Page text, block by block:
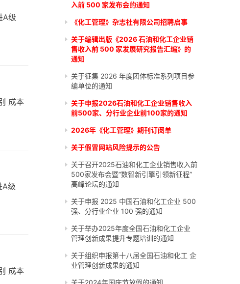
A级
成本
A级
成本
入前 500 家发布会的通知
《化工管理》杂志社有限公司招聘启事
关于编辑出版《2026 石油和化工企业销
售收入前 500 家发展研究报告汇编》的
通知
关于征集 2026 年度团体标准系列项目参
编单位的通知
关于申报2026石油和化工企业销售收入
前500家、分行业企业前100家的通知
2026年《化工管理》期刊订阅单
关于假冒网站风险提示的公告
关于召开2025石油和化工企业销售收入前
500家发布会暨“数智新引擎引领新征程”
高峰论坛的通知
关于申报 2025 中国石油和化工企业 500
强、分行业企业 100 强的通知
关于举办2025年度全国石油和化工企业
管理创新成果提升专题培训的通知
关于组织申报第十八届全国石油和化工 企
业管理创新成果的通知
关于2024年国庆节放假的通知